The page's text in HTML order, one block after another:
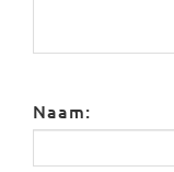
Naam: